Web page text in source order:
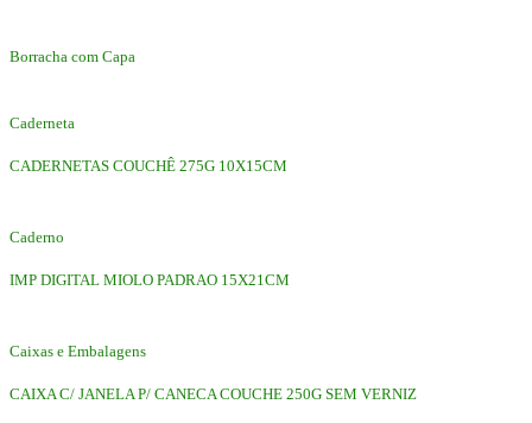
Borracha com Capa
Caderneta
CADERNETAS COUCHÊ 275G 10X15CM
Caderno
IMP DIGITAL MIOLO PADRAO 15X21CM
Caixas e Embalagens
CAIXA C/ JANELA P/ CANECA COUCHE 250G SEM VERNIZ